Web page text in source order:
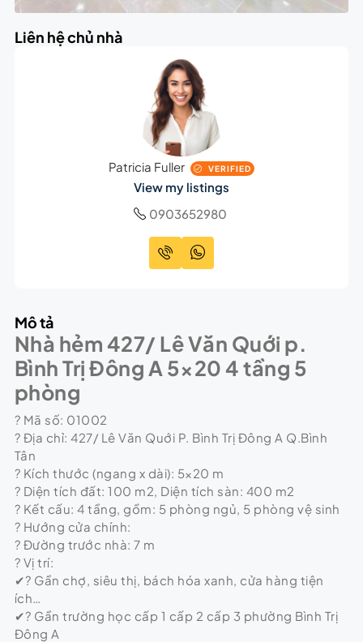
Liên hệ chủ nhà
Patricia Fuller VERIFIED
View my listings
0903652980
Mô tả
Nhà hẻm 427/ Lê Văn Quới p.
Bình Trị Đông A 5×20 4 tầng 5
phòng
? Mã số: 01002
? Địa chỉ: 427/ Lê Văn Quới P. Bình Trị Đông A Q.Bình
Tân
? Kích thước (ngang x dài): 5×20 m
? Diện tích đất: 100 m2, Diện tích sàn: 400 m2
? Kết cấu: 4 tầng, gồm: 5 phòng ngủ, 5 phòng vệ sinh
? Hướng cửa chính:
? Đường trước nhà: 7 m
? Vị trí:
✔? Gần chợ, siêu thị, bách hóa xanh, cửa hàng tiện
ích…
✔? Gần trường học cấp 1 cấp 2 cấp 3 phường Bình Trị
Đông A